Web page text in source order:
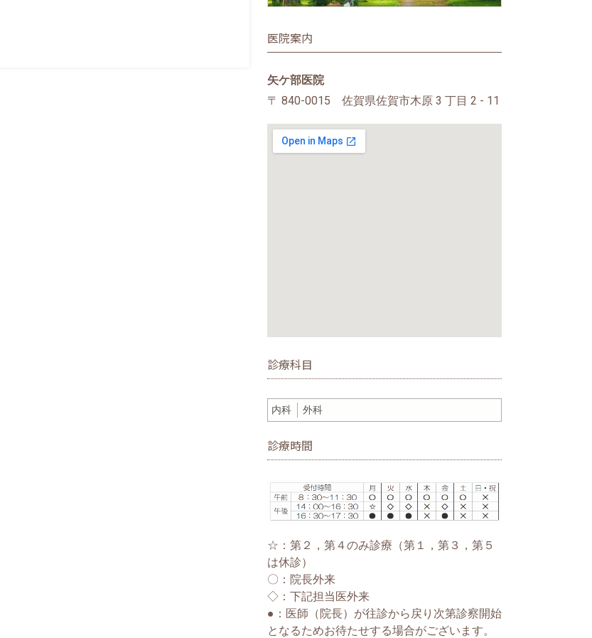
医院案内
矢ケ部医院
〒 840-0015 佐賀県佐賀市木原 3 丁目 2 - 11
診療科目
内科 外科
診療時間
☆：第２，第４のみ診療（第１，第３，第５
は休診）
〇：院長外来
◇：下記担当医外来
●：医師（院長）が往診から戻り次第診察開始
となるためお待たせする場合がございます。